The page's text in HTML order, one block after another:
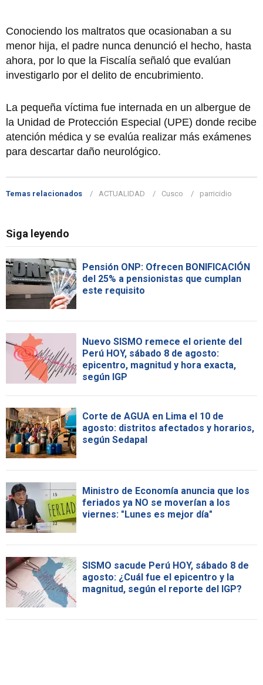
Conociendo los maltratos que ocasionaban a su
menor hija, el padre nunca denunció el hecho, hasta
ahora, por lo que la Fiscalía señaló que evalúan
investigarlo por el delito de encubrimiento.
La pequeña víctima fue internada en un albergue de
la Unidad de Protección Especial (UPE) donde recibe
atención médica y se evalúa realizar más exámenes
para descartar daño neurológico.
Temas relacionados ACTUALIDAD Cusco parricidio
Siga leyendo
Pensión ONP: Ofrecen BONIFICACIÓN
del 25% a pensionistas que cumplan
este requisito
Nuevo SISMO remece el oriente del
Perú HOY, sábado 8 de agosto:
epicentro, magnitud y hora exacta,
según IGP
Corte de AGUA en Lima el 10 de
agosto: distritos afectados y horarios,
según Sedapal
Ministro de Economía anuncia que los
feriados ya NO se moverían a los
viernes: "Lunes es mejor día"
SISMO sacude Perú HOY, sábado 8 de
agosto: ¿Cuál fue el epicentro y la
magnitud, según el reporte del IGP?